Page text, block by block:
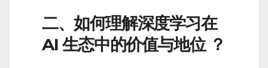
二、如何理解深度学习在
AI 生态中的价值与地位 ？